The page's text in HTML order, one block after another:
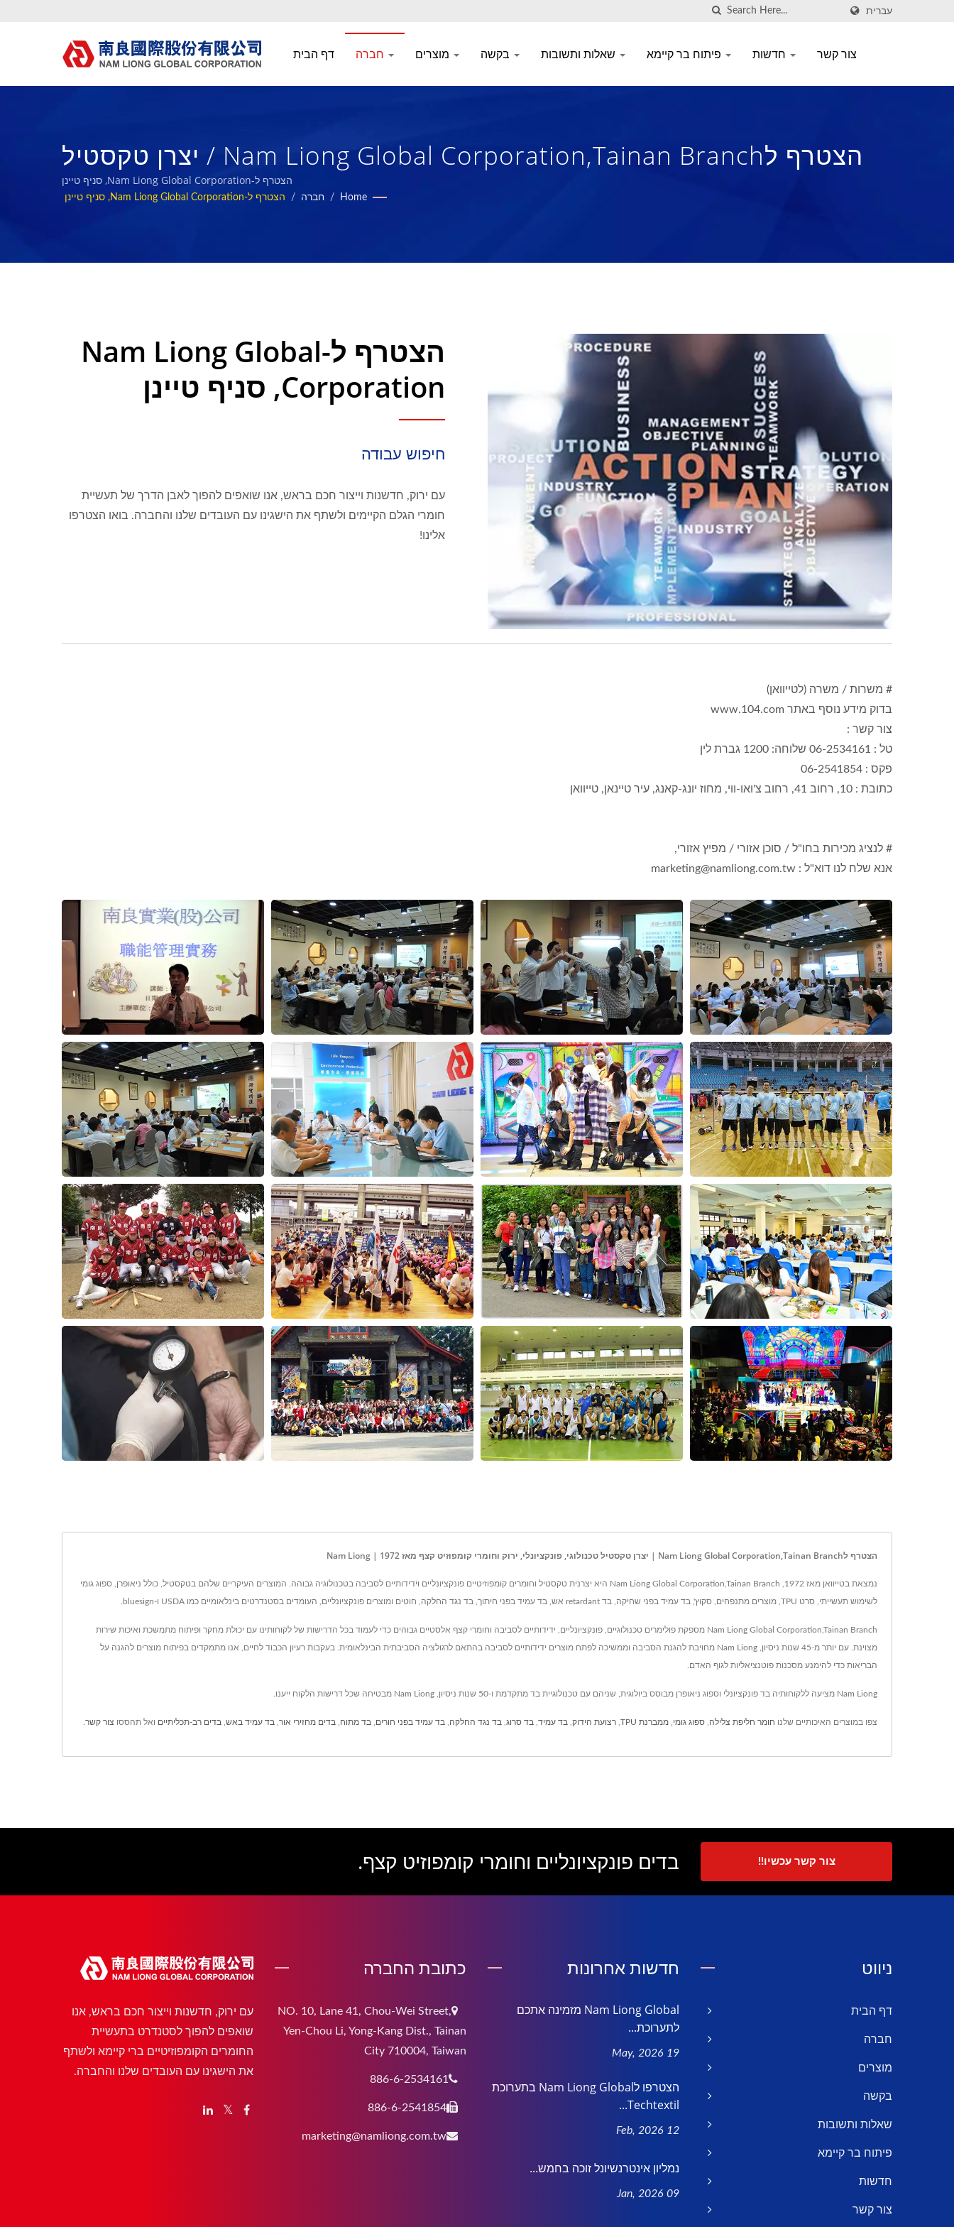
עברית
דף הבית צור קשר
הצטרף לNam Liong Global Corporation,Tainan Branch / יצרן טקסטיל
טכנולוגי, פונקציונלי, ירוק וחומרי קומפוזיט קצף מאז 1972 | Nam Liongהצטרף ל-Nam Liong Global Corporation, סניף טיינן
Home
/ חברה / הצטרף ל-Nam Liong Global Corporation, סניף טיינן
הצטרף ל-Nam Liong Global
Corporation, סניף טיינן
חיפוש עבודה
עם ירוק, חדשנות וייצור חכם בראש, אנו שואפים להפוך לאבן הדרך של תעשיית
חומרי הגלם הקיימים ולשתף את הישגינו עם העובדים שלנו והחברה. בואו הצטרפו
אלינו!
# משרות / משרה (לטייוואן)
בדוק מידע נוסף באתר www.104.com
צור קשר :
טל : 06-2534161 שלוחה: 1200 גברת לין
פקס : 06-2541854
כתובת : 10, רחוב 41, רחוב צ'ואו-ווי, מחוז יונג-קאנג, עיר טיינאן, טייוואן
# לנציג מכירות בחו"ל / סוכן אזורי / מפיץ אזורי,
אנא שלח לנו דוא"ל : marketing@namliong.com.tw
הצטרף לNam Liong Global Corporation,Tainan Branch | יצרן טקסטיל טכנולוגי, פונקציונלי, ירוק וחומרי קומפוזיט קצף מאז 1972 | Nam Liong
נמצאת בטייוואן מאז 1972, Nam Liong Global Corporation,Tainan Branch היא יצרנית טקסטיל וחומרים קומפוזיטיים פונקציונליים וידידותיים לסביבה בטכנולוגיה גבוהה. המוצרים העיקריים שלהם בטקסטיל, כולל ניאופרן, ספוג גומי
לשימוש תעשייתי, סרט TPU, מוצרים מתנפחים, סקוץ', בד עמיד בפני שחיקה, בד retardant אש, בד עמיד בפני חיתוך, בד נגד החלקה, חוטים ומוצרים פונקציונליים, העומדים בסטנדרטים בינלאומיים כמו USDA ו-bluesign.
Nam Liong Global Corporation,Tainan Branch מספקת פולימרים טכנולוגיים, פונקציונליים, ידידותיים לסביבה וחומרי קצף אלסטיים גבוהים כדי לעמוד בכל הדרישות של לקוחותינו עם יכולת מחקר ופיתוח מתמשכת ואיכות שירות
מצוינת. עם יותר מ-45 שנות ניסיון, Nam Liong מחויבת להגנת הסביבה וממשיכה לפתח מוצרים ידידותיים לסביבה בהתאם לרגולציה הסביבתית הבינלאומית. בעקבות רעיון הכבוד לחיים, אנו מתמקדים בפיתוח מוצרים להגנה על
הבריאות כדי להימנע מסכנות פוטנציאליות לגוף האדם.
Nam Liong מציעה ללקוחותיה בד פונקציונלי וספוג ניאופרן מבוסס ביולוגית, שניהם עם טכנולוגיית בד מתקדמת ו-50 שנות ניסיון, Nam Liong מבטיחה שכל דרישות הלקוח ייענו.
צפו במוצרים האיכותיים שלנו חומר חליפת צלילה ספוג גומי ממברנת TPU רצועת הידוק בד עמיד בד סרוג בד נגד החלקה בד עמיד בפני חורים בד מתוח בדים מחזירי אור בד עמיד באש בדים רב-תכליתיים ואל תהססו צור קשר
בדים פונקציונליים וחומרי קומפוזיט קצף. צור קשר עכשיו!!
עם ירוק, חדשנות וייצור חכם בראש, אנו
שואפים להפוך לסטנדרט בתעשיית
החומרים הקומפוזיטיים ברי קיימא ולשתף
את הישגינו עם העובדים שלנו והחברה.
כתובת החברה
NO. 10, Lane 41, Chou-Wei Street,
Yen-Chou Li, Yong-Kang Dist., Tainan
City 710004, Taiwan
886-6-2534161
886-6-2541854
marketing@namliong.com.tw
חדשות אחרונות
Nam Liong Global מזמינה אתכם
לתערוכת...
19 May, 2026
הצטרפו לNam Liong Global בתערוכת
Techtextil...
12 Feb, 2026
נמליון אינטרנשיונל זוכה בחמש...
09 Jan, 2026
ניווט
דף הבית
חברה
מוצרים
בקשה
שאלות ותשובות
פיתוח בר קיימא
חדשות
צור קשר